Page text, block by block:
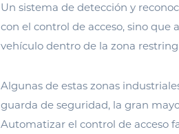
Un sistema de detección y
con el control de acceso, sino que
vehículo dentro de la zona
Algunas de estas zonas
guarda de seguridad, la gran
Automatizar el control de acceso